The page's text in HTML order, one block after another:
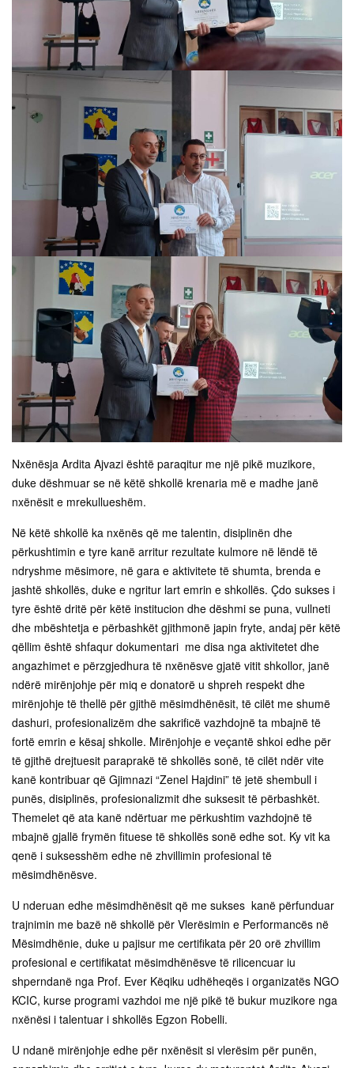
Nxënësja Ardita Ajvazi është paraqitur me një pikë muzikore,
duke dëshmuar se në këtë shkollë krenaria më e madhe janë
nxënësit e mrekullueshëm.
Në këtë shkollë ka nxënës që me talentin, disiplinën dhe
përkushtimin e tyre kanë arritur rezultate kulmore në lëndë të
ndryshme mësimore, në gara e aktivitete të shumta, brenda e
jashtë shkollës, duke e ngritur lart emrin e shkollës. Çdo sukses i
tyre është dritë për këtë institucion dhe dëshmi se puna, vullneti
dhe mbështetja e përbashkët gjithmonë japin fryte, andaj për këtë
qëllim është shfaqur dokumentari me disa nga aktivitetet dhe
angazhimet e përzgjedhura të nxënësve gjatë vitit shkollor, janë
ndërë mirënjohje për miq e donatorë u shpreh respekt dhe
mirënjohje të thellë për gjithë mësimdhënësit, të cilët me shumë
dashuri, profesionalizëm dhe sakrificë vazhdojnë ta mbajnë të
fortë emrin e kësaj shkolle. Mirënjohje e veçantë shkoi edhe për
të gjithë drejtuesit paraprakë të shkollës sonë, të cilët ndër vite
kanë kontribuar që Gjimnazi “Zenel Hajdini” të jetë shembull i
punës, disiplinës, profesionalizmit dhe suksesit të përbashkët.
Themelet që ata kanë ndërtuar me përkushtim vazhdojnë të
mbajnë gjallë frymën fituese të shkollës sonë edhe sot. Ky vit ka
qenë i suksesshëm edhe në zhvillimin profesional të
mësimdhënësve.
U nderuan edhe mësimdhënësit që me sukses kanë përfunduar
trajnimin me bazë në shkollë për Vlerësimin e Performancës në
Mësimdhënie, duke u pajisur me certifikata për 20 orë zhvillim
profesional e certifikatat mësimdhënësve të rilicencuar iu
shperndanë nga Prof. Ever Këqiku udhëheqës i organizatës NGO
KCIC, kurse programi vazhdoi me një pikë të bukur muzikore nga
nxënësi i talentuar i shkollës Egzon Robelli.
U ndanë mirënjohje edhe për nxënësit si vlerësim për punën,